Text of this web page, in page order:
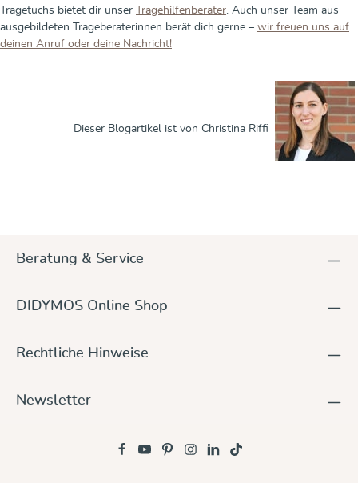
Tragetuchs bietet dir unser Tragehilfenberater . Auch unser Team aus
ausgebildeten Trageberaterinnen berät dich gerne – wir freuen uns auf
deinen Anruf oder deine Nachricht!
Dieser Blogartikel ist von Christina Riffi
Beratung & Service
DIDYMOS Online Shop
Rechtliche Hinweise
Newsletter